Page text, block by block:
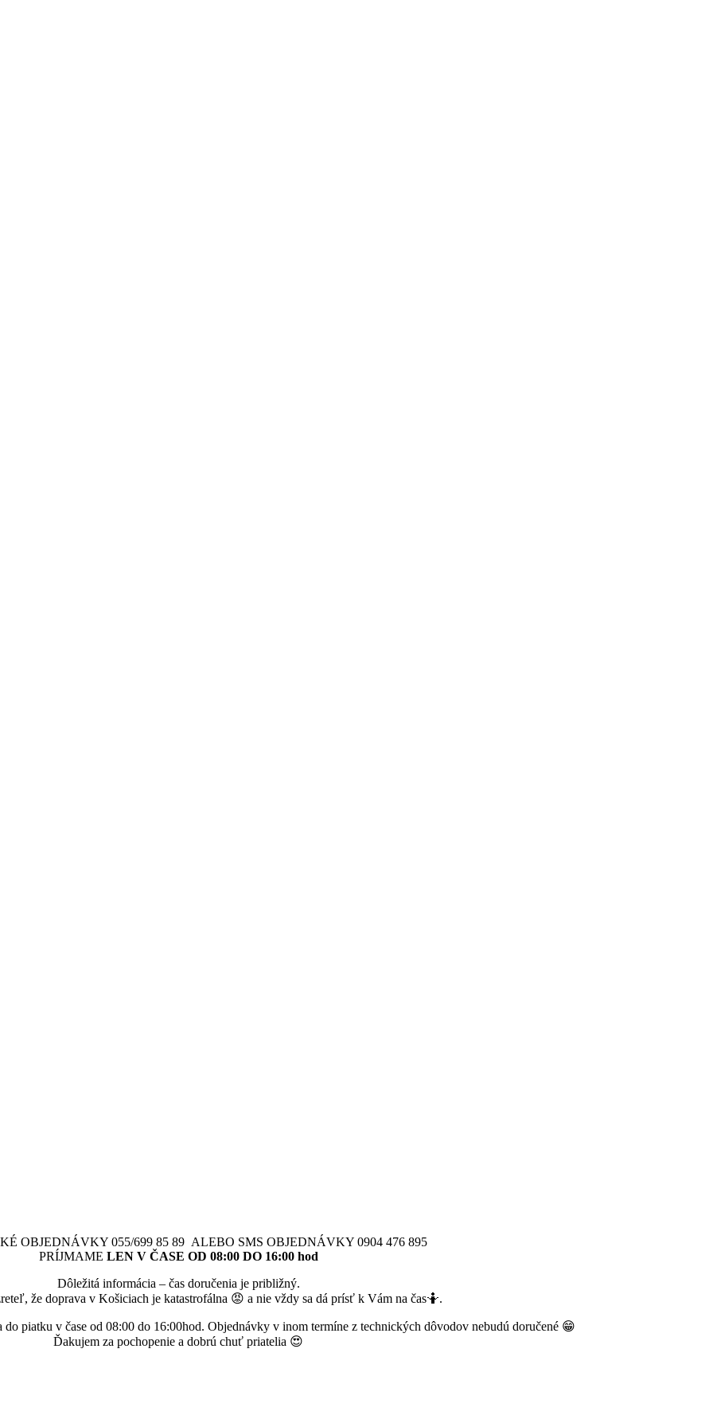
OBJEDNÁVKY 055/699 85 89 ALEBO SMS OBJEDNÁVKY 0904 476 895
PRÍJMAME LEN V ČASE OD 08:00 DO 16:00 hod
Dôležitá informácia – čas doručenia je približný.
že doprava v Košiciach je katastrofálna 😡 a nie vždy sa dá prísť k Vám na čas🤷.
piatku v čase od 08:00 do 16:00hod. Objednávky v inom termíne z technických dôvodov nebudú doručené 😁
Ďakujem za pochopenie a dobrú chuť priatelia 😍